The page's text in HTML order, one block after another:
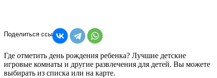
Где отметить день рождения ребенка? Лучшие детские
игровые комнаты и другие развлечения для детей. Вы можете
выбирать из списка или на карте.